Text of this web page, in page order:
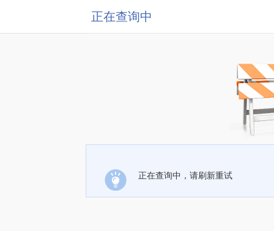
正在查询中
正在查询中，请刷新重试